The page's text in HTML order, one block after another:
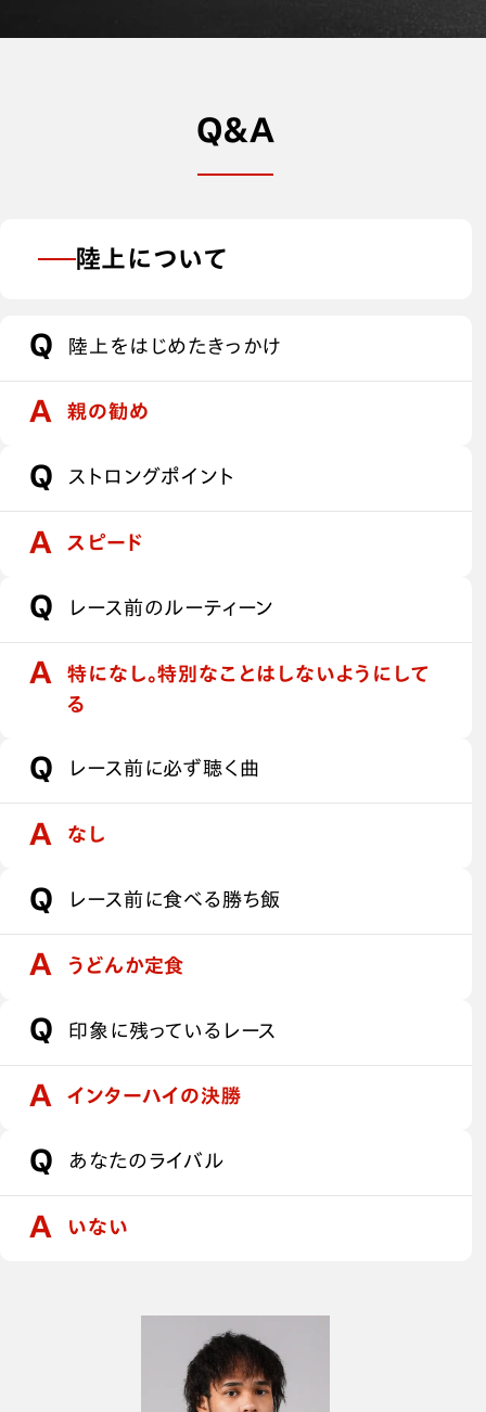
Q＆A
陸上について
陸上をはじめたきっかけ
親の勧め
ストロングポイント
スピード
レース前のルーティーン
特になし。特別なことはしないようにして
る
レース前に必ず聴く曲
なし
レース前に食べる勝ち飯
うどんか定食
印象に残っているレース
インターハイの決勝
あなたのライバル
いない